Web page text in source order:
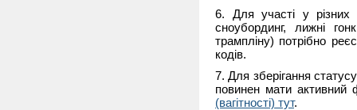
6. Для участі у різних
сноубординг, лижні
трампліну) потрібно
кодів.
7. Для зберігання
повинен мати активний
(вагітності) тут.